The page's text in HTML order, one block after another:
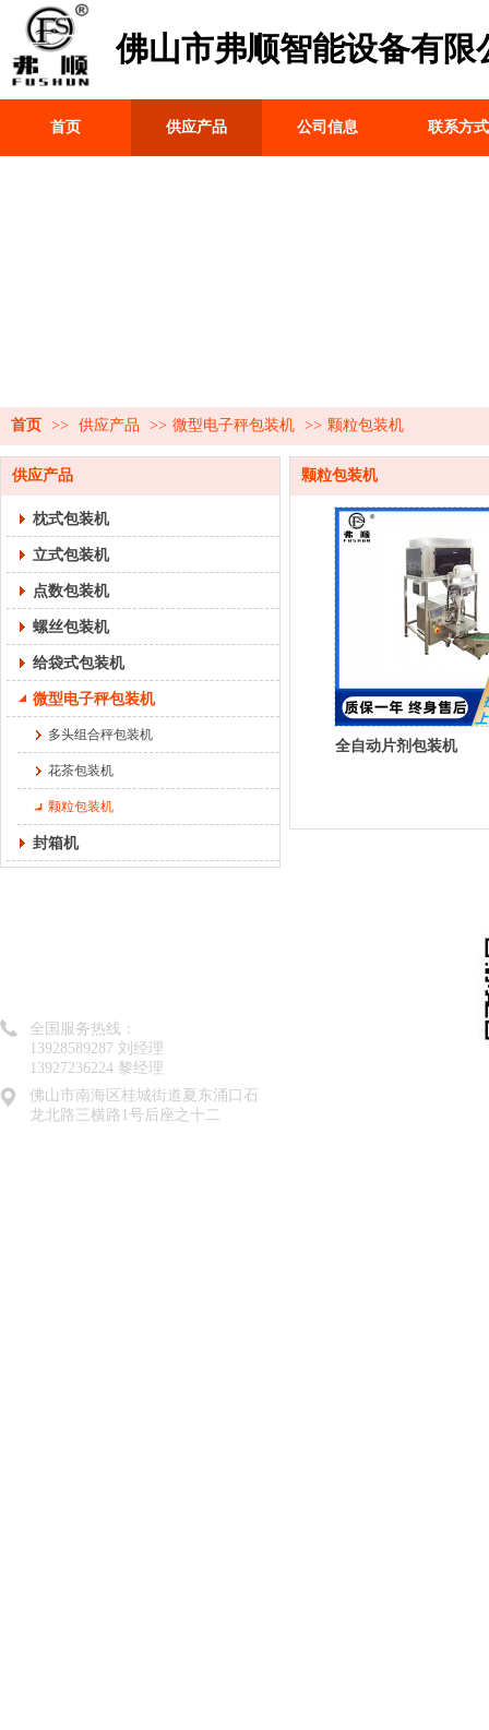
佛山市弗顺智能设备有限
首页 供应产品 公司信息 联系方式
首页 >> 供应产品 >> 微型电子秤包装机 >> 颗粒包装机
供应产品
枕式包装机
立式包装机
点数包装机
螺丝包装机
给袋式包装机
微型电子秤包装机
多头组合秤包装机
花茶包装机
颗粒包装机
封箱机
颗粒包装机
全自动片剂包装机
全国服务热线：
13928589287 刘经理
13927236224 黎经理
佛山市南海区桂城街道夏东涌口石
龙北路三横路1号后座之十二